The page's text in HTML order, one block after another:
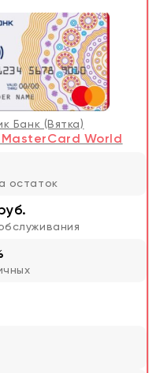
Банк (Вятка)
MasterCard World
остаток